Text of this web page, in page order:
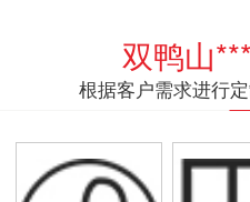
双鸭山
根据客户需求进行